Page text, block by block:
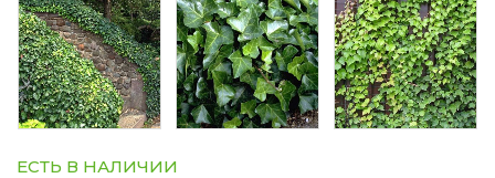
ЕСТЬ В НАЛИЧИИ